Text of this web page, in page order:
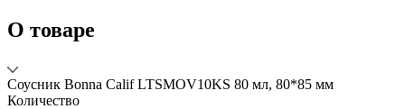
О товаре
Соусник Bonna Calif LTSMOV10KS 80 мл, 80*85 мм
Количество